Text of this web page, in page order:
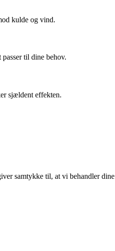
kulde og vind.
til dine behov.
sjældent effekten.
samtykke til, at vi behandler